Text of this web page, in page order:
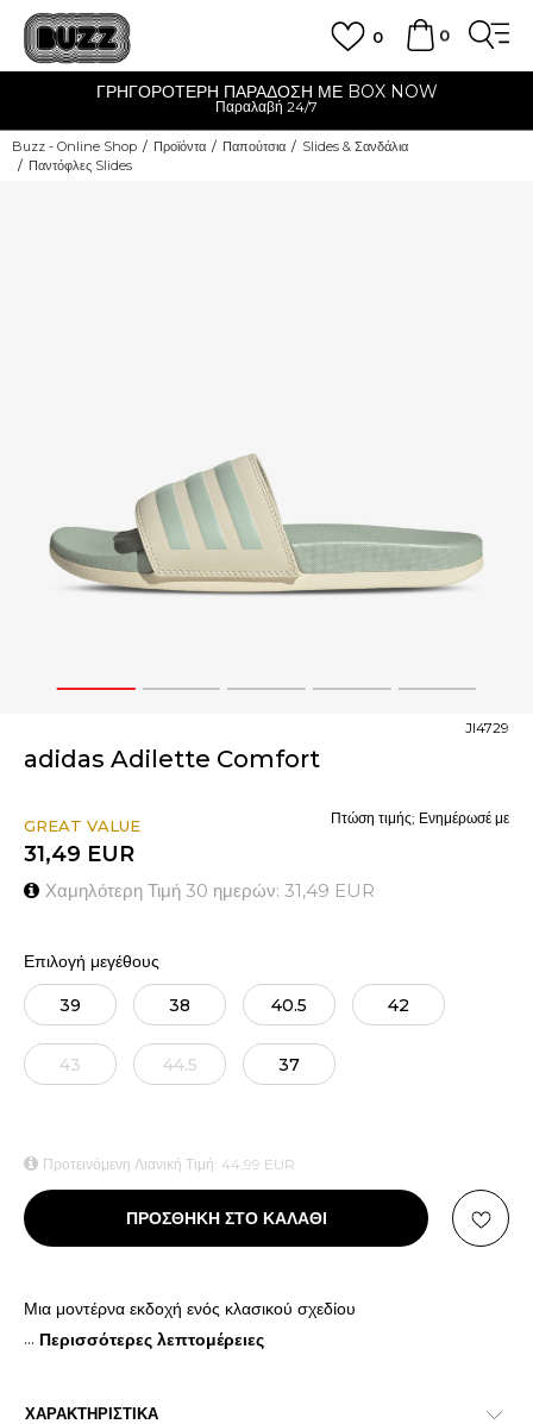
0
0
ΓΡΗΓΟΡΟΤΕΡΗ ΠΑΡΑΔΟΣΗ ΜΕ BOX NOW
Παραλαβή 24/7
Buzz - Online Shop Προϊόντα Παπούτσια
Slides & Σανδάλια
Παντόφλες Slides
1 2 3 4 5
adidas Adilette Comfort
JI4729
GREAT VALUE
31,49 EUR
Χαμηλότερη Τιμή 30 ημερών: 31,49 EUR
Πτώση τιμής; Ενημέρωσέ με
Επιλογή μεγέθους
39 38 40.5 42
43 44.5 37
Προτεινόμενη Λιανική Τιμή: 44,99 EUR
ΠΡΟΣΘΗΚΗ ΣΤΟ ΚΑΛΑΘΙ
Μια μοντέρνα εκδοχή ενός κλασικού σχεδίου
... Περισσότερες λεπτομέρειες
ΧΑΡΑΚΤΗΡΙΣΤΙΚΑ